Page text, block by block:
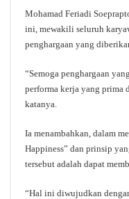
Mohamad Feriadi
ini, mewakili seluruh
penghargaan yang
“Semoga penghargaan
performa kerja yang prima
katanya.
Ia menambahkan, dalam
Happiness” dan prinsip
tersebut adalah dapat
“Hal ini diwujudkan